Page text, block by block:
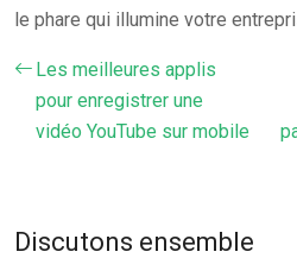
le phare qui illumine votre
Les meilleures applis
pour enregistrer une
vidéo YouTube sur mobile
Discutons ensemble